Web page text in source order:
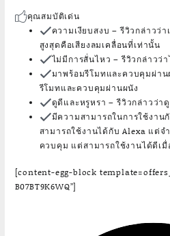
คุณสมบัติเด่น
ความเงียบสงบ – รีวิวกล่าวว่
สูงสุดคือเสียงลมเคลื่อนที่เท่านั้น
ไม่มีการสั่นไหว – รีวิวกล่าวว่
มาพร้อมรีโมทและควบคุมผ่าน
รีโมทและควบคุมผ่านผนัง
ดูดีและหรูหรา – รีวิวกล่าวว่า
มีความสามารถในการใช้งาน
สามารถใช้งานได้กับ Alexa แต่จ
ควบคุม แต่สามารถใช้งานได้ดีเ
[content-egg-block
B07BT9K6WQ”]